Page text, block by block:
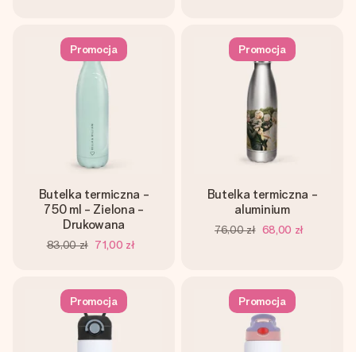
Promocja
Butelka termiczna -
750 ml - Zielona -
Drukowana
83,00 zł 71,00 zł
Promocja
Butelka termiczna -
aluminium
76,00 zł 68,00 zł
Promocja Promocja